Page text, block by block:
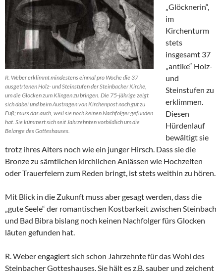
R. Weber erklimmt mindestens einmal pro Woche die 37
ausgetrtenen Holz- und Steinstufen der Steinbacher Kirche,
um die Glocken zum Klingen zu bringen. Die 75-jährige zeigt
sich dabei und beim Austragen von Kirchenpost noch gut zu
Fuß; muss das auch, weil sie noch keinen Nachfolger gefunden
hat. Sie kümmert sich seit Jahrzehnten vorbildlich um die
Belange des Gotteshauses.
„Glöcknerin“,
im
Kirchenturm
stets
insgesamt 37
„antike“ Holz-
und
Steinstufen zu
erklimmen.
Diesen
Hürdenlauf
bewältigt sie
trotz ihres Alters noch wie ein junger Hirsch. Dass sie die
Bronze zu sämtlichen kirchlichen Anlässen wie Hochzeiten
oder Trauerfeiern zum Reden bringt, ist stets weithin zu hören.
Mit Blick in die Zukunft muss aber gesagt werden, dass die
„gute Seele“ der romantischen Kostbarkeit zwischen Steinbach
und Bad Bibra bislang noch keinen Nachfolger fürs Glocken
läuten gefunden hat.
R. Weber engagiert sich schon Jahrzehnte für das Wohl des
Steinbacher Gotteshauses. Sie hält es z.B. sauber und zeichent